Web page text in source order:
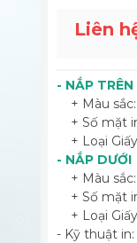
Liên
- NẮP TRÊN
+ Màu
+ Số mặt
+ Loại
- NẮP DƯỚI
+ Màu
+ Số mặt
+ Loại
- Kỹ thuật